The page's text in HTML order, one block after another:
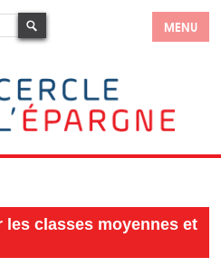
MENU
les classes moyennes et